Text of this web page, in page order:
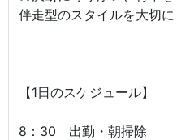
伴走型のスタイルを大切に
【1日のスケジュール】
8：30 出勤・朝掃除